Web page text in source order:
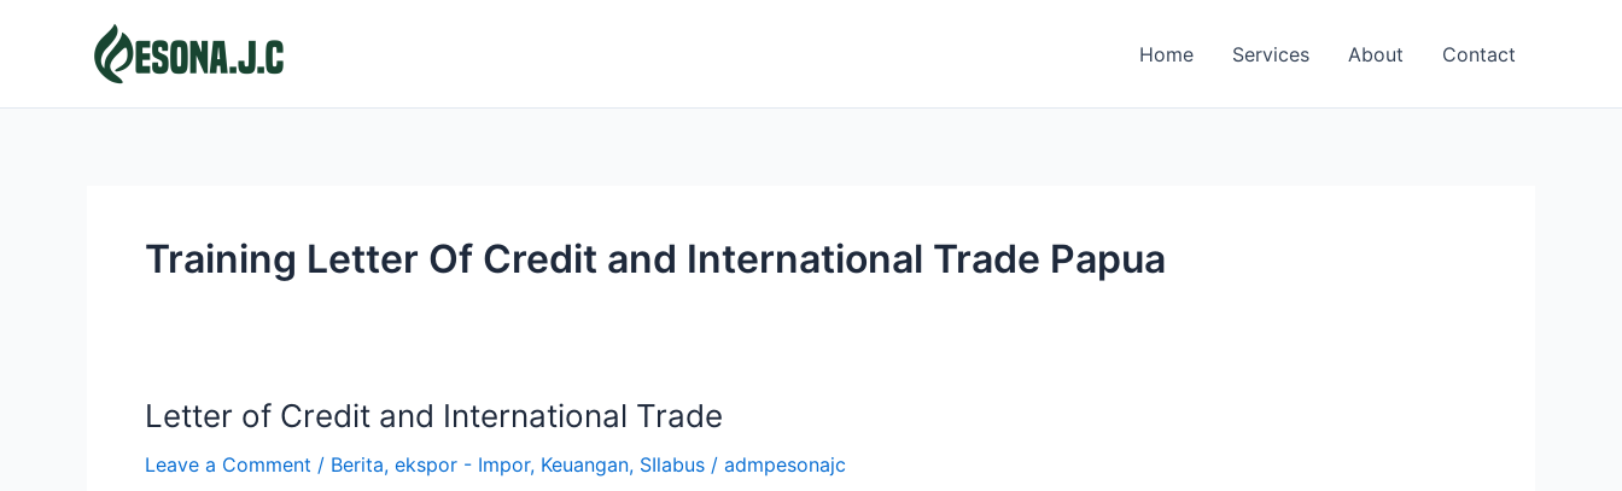
Home Services About Contact
Training Letter Of Credit and International Trade Papua
Letter of Credit and International Trade
Leave a Comment / Berita, ekspor - Impor, Keuangan, SIlabus / admpesonajc
Letter
Credit